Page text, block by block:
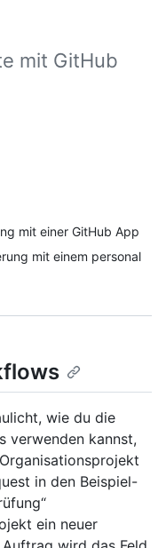
mit GitHub
mit einer GitHub App
mit einem personal
wie du die
verwenden kannst,
in den Beispiel-
ein neuer